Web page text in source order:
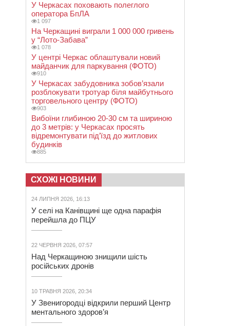
У Черкасах поховають полеглого
оператора БпЛА
1 097
На Черкащині виграли 1 000 000 гривень
у “Лото-Забава”
1 078
У центрі Черкас облаштували новий
майданчик для паркування (ФОТО)
910
У Черкасах забудовника зобов’язали
розблокувати тротуар біля майбутнього
торговельного центру (ФОТО)
903
Вибоїни глибиною 20-30 см та шириною
до 3 метрів: у Черкасах просять
відремонтувати під’їзд до житлових
будинків
885
СХОЖІ НОВИНИ
24 ЛИПНЯ 2026, 16:13
У селі на Канівщині ще одна парафія
перейшла до ПЦУ
22 ЧЕРВНЯ 2026, 07:57
Над Черкащиною знищили шість
російських дронів
10 ТРАВНЯ 2026, 20:34
У Звенигородці відкрили перший Центр
ментального здоров’я